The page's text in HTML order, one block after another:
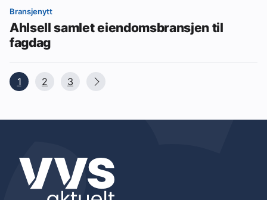
Bransjenytt
Ahlsell samlet eiendomsbransjen til
fagdag
1 2 3